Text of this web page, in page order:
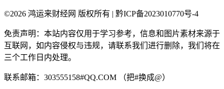
©2026 鸿运来财经网 版权所有 | 黔ICP备2023010770号-4
免责声明：本站内容仅用于学习参考，信息和图片素材来源于
互联网，如内容侵权与违规，请联系我们进行删除，我们将在
三个工作日内处理。
联系邮箱：303555158#QQ.COM （把#换成@）